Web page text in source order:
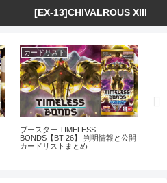
[EX-13]CHIVALROUS XIII
カードリスト
ブースター TIMELESS
BONDS【BT-26】 判明情報と公開
カードリストまとめ